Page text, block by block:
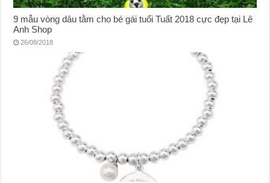
9 mẫu vòng dâu tằm cho bé gái tuổi Tuất 2018 cực đẹp tại Lê
Anh Shop
26/08/2018